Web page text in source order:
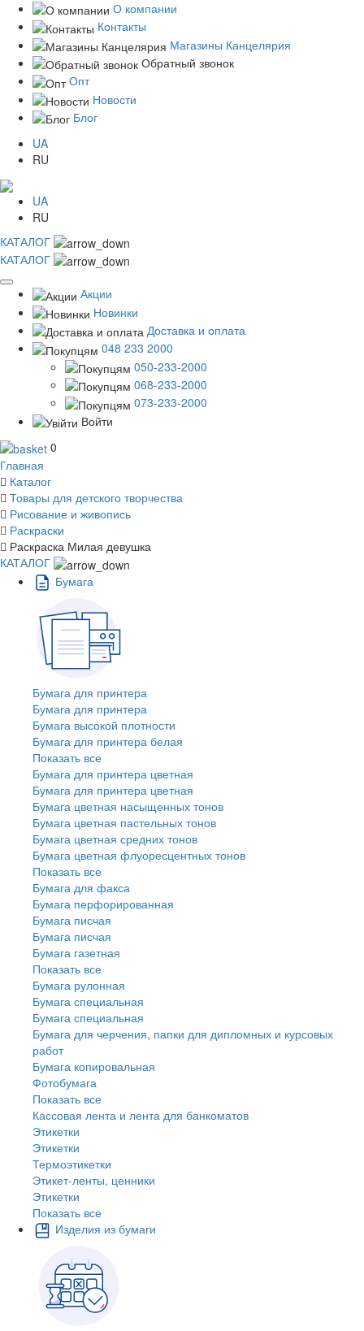
О компании
Контакты
Магазины Канцелярия
Обратный звонок
Опт
Новости
Блог
UA
RU
UA
RU
КАТАЛОГ
КАТАЛОГ
Акции
Новинки
Доставка и оплата
048 233 2000
050-233-2000
068-233-2000
073-233-2000
Войти
0
Главная
Каталог
Товары для детского творчества
Рисование и живопись
Раскраски
Раскраска Милая девушка
КАТАЛОГ
Бумага
Бумага для принтера
Бумага для принтера
Бумага высокой плотности
Бумага для принтера белая
Показать все
Бумага для принтера цветная
Бумага для принтера цветная
Бумага цветная насыщенных тонов
Бумага цветная пастельных тонов
Бумага цветная средних тонов
Бумага цветная флуоресцентных тонов
Показать все
Бумага для факса
Бумага перфорированная
Бумага писчая
Бумага писчая
Бумага газетная
Показать все
Бумага рулонная
Бумага специальная
Бумага специальная
Бумага для черчения, папки для дипломных и курсовых
работ
Бумага копировальная
Фотобумага
Показать все
Кассовая лента и лента для банкоматов
Этикетки
Этикетки
Термоэтикетки
Этикет-ленты, ценники
Этикетки
Показать все
Изделия из бумаги